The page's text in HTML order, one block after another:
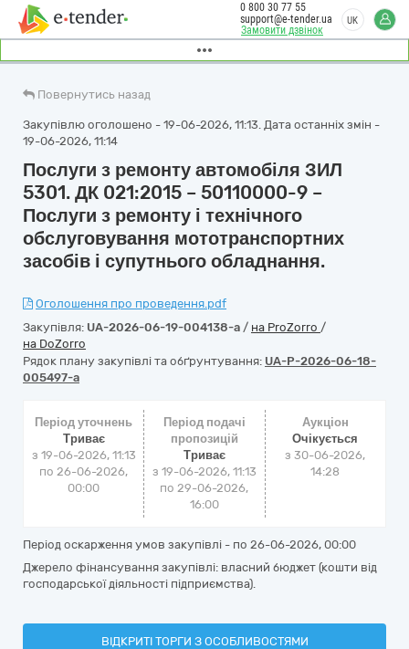
Замовити дзвінок
0 800 30 77 55
support@e-tender.ua
UK
Повернутись назад
Закупівлю оголошено - 19-06-2026, 11:13. Дата останніх змін -
19-06-2026, 11:14
Послуги з ремонту автомобіля ЗИЛ
5301. ДК 021:2015 – 50110000-9 –
Послуги з ремонту і технічного
обслуговування мототранспортних
засобів і супутнього обладнання.
Оголошення про проведення.pdf
Закупівля: UA-2026-06-19-004138-a / на ProZorro /
на DoZorro
Рядок плану закупівлі та обґрунтування: UA-P-2026-06-18-
005497-a
Період уточнень
Триває
з 19-06-2026, 11:13
по 26-06-2026,
00:00
Період подачі
пропозицій
Триває
з 19-06-2026, 11:13
по 29-06-2026,
16:00
Аукціон
Очікується
з30-06-2026,
14:28
Період оскарження умов закупівлі - по 26-06-2026, 00:00
Джерело фінансування закупівлі: власний бюджет (кошти від
господарської діяльності підприємства).
ВІДКРИТІ ТОРГИ З ОСОБЛИВОСТЯМИ